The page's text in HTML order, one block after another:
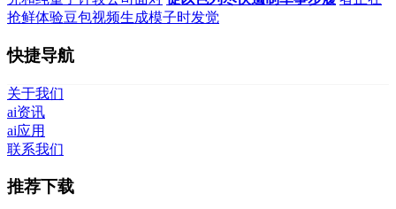
抢鲜体验豆包视频生成模子时发觉
快捷导航
关于我们
ai资讯
ai应用
联系我们
推荐下载